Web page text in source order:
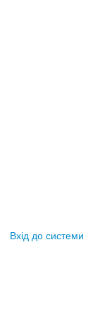
Вхід до системи